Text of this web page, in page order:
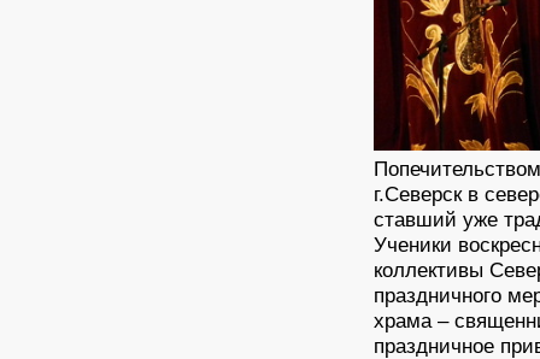
г.Северск в
ставший уже
Ученики
коллективы
праздничного
храма –
праздничное